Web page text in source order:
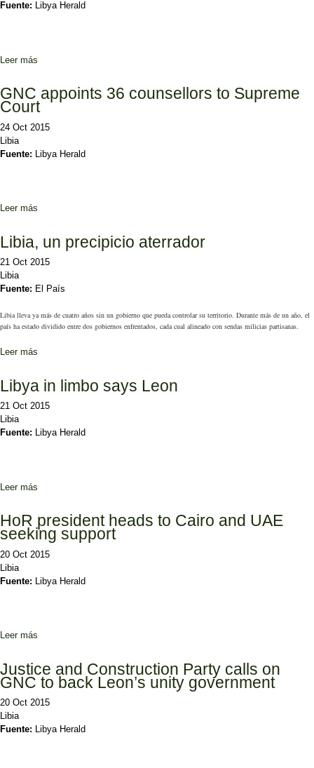
Fuente: Libya Herald
Leer más
GNC appoints 36 counsellors to Supreme
Court
24 Oct 2015
Libia
Fuente:
Libya Herald
Leer más
Libia, un precipicio aterrador
21 Oct 2015
Libia
Fuente: El País
Libia lleva ya más de cuatro años sin un gobierno que pueda controlar su territorio. Durante más de un año, el
país ha estado dividido entre dos gobiernos enfrentados, cada cual alineado con sendas milicias partisanas.
Leer más
Libya in limbo says Leon
21 Oct 2015
Libia
Fuente: Libya Herald
Leer más
HoR president heads to Cairo and UAE
seeking support
20 Oct 2015
Libia
Fuente:
Libya Herald
Leer más
Justice and Construction Party calls on
GNC to back Leon’s unity government
20 Oct 2015
Libia
Fuente: Libya Herald